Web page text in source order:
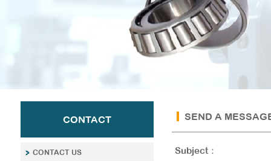
CONTACT
CONTACT US
SEND A
Subject：